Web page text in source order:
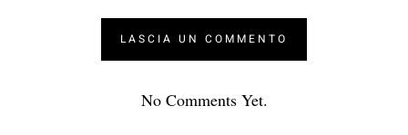
No Comments Yet.